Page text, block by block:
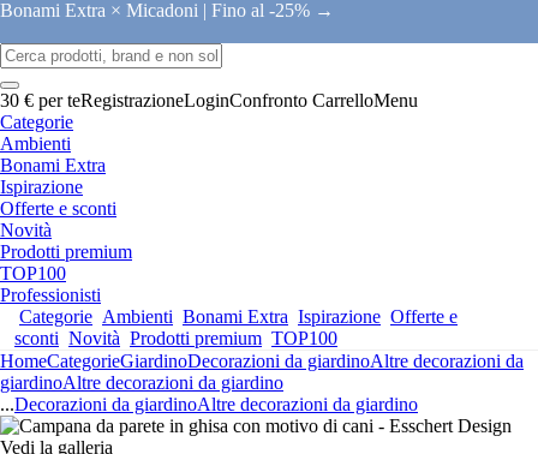
Bonami Extra × Micadoni | Fino al -25% →
30 € per teRegistrazioneLoginConfronto CarrelloMenu
Categorie
Ambienti
Bonami Extra
Ispirazione
Offerte e sconti
Novità
Prodotti premium
TOP100
Professionisti
Categorie Ambienti Bonami Extra Ispirazione Offerte e
sconti Novità Prodotti premium TOP100
HomeCategorieGiardinoDecorazioni da giardinoAltre decorazioni da
giardinoAltre decorazioni da giardino
...Decorazioni da giardinoAltre decorazioni da giardino
Vedi la galleria